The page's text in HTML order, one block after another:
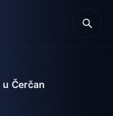
Čerčan